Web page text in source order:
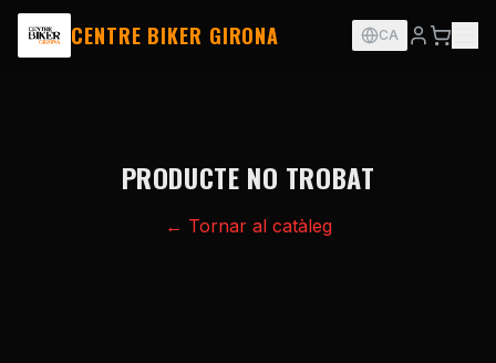
CENTRE BIKER GIRONA CA
PRODUCTE NO TROBAT
← Tornar al catàleg